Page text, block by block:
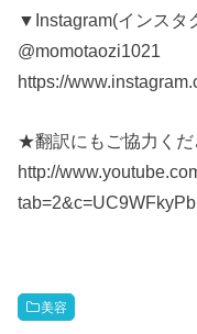
▼Instagram(インスタ
@momotaozi1021
https://
★翻訳にもご協力く
http://
美容